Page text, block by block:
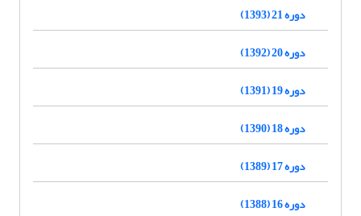
دوره 21 (1393)
دوره 20 (1392)
دوره 19 (1391)
دوره 18 (1390)
دوره 17 (1389)
دوره 16 (1388)